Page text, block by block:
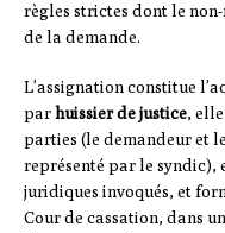
règles strictes dont le
de la demande.
L’assignation constitue
parhuissier de justice,
parties (le demandeur et
représenté par le syndic),
juridiques invoqués, et
Cour de cassation, dans